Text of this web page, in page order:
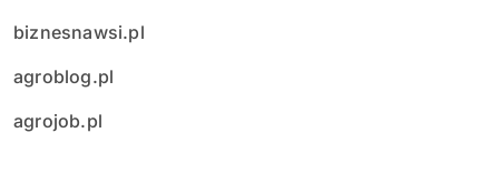
biznesnawsi.pl
agroblog.pl
agrojob.pl